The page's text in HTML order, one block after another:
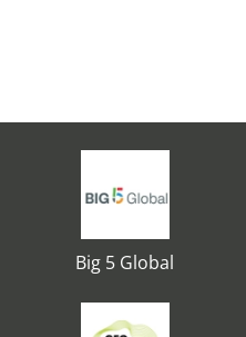
Big 5 Global